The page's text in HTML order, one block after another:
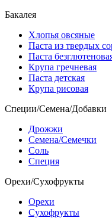
Бакалея
Хлопья овсяные
Паста из твердых
Паста
Крупа гречневая
Паста детская
Крупа рисовая
Специи/Семена/Добавки
Дрожжи
Семена/Семечки
Соль
Специя
Орехи/Сухофрукты
Орехи
Сухофрукты